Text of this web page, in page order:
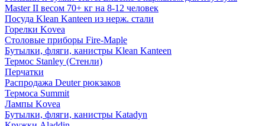
Master II весом 70+ кг на 8-12 человек
Посуда Klean Kanteen из нерж. стали
Горелки Kovea
Столовые приборы Fire-Maple
Бутылки, фляги, канистры Klean Kanteen
Термос Stanley (Стенли)
Перчатки
Распродажа Deuter рюкзаков
Термоса Summit
Лампы Kovea
Бутылки, фляги, канистры Katadyn